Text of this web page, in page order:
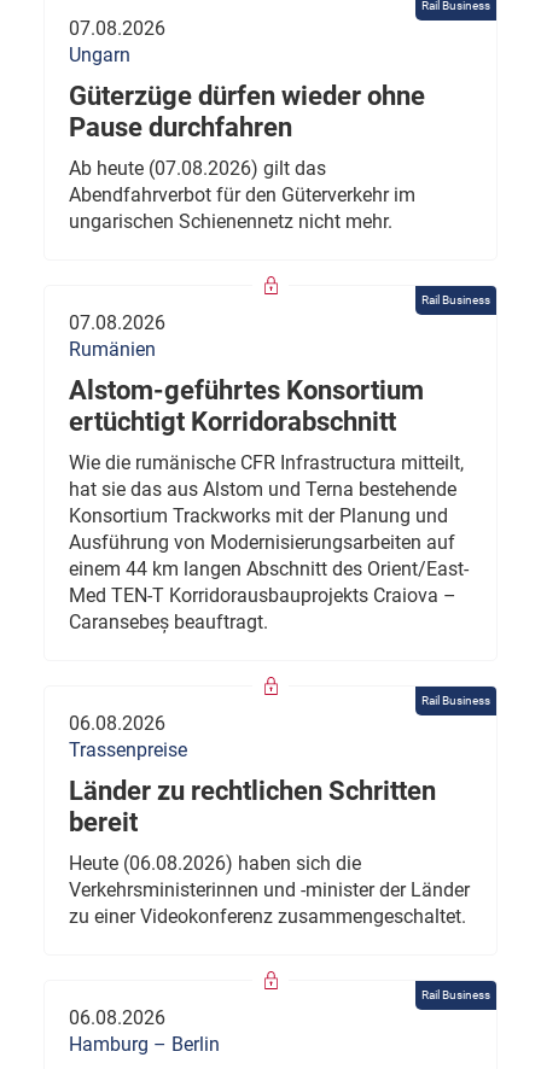
Rail Business
07.08.2026
Ungarn
Güterzüge dürfen wieder ohne
Pause durchfahren
Ab heute (07.08.2026) gilt das
Abendfahrverbot für den Güterverkehr im
ungarischen Schienennetz nicht mehr.
Rail Business
07.08.2026
Rumänien
Alstom-geführtes Konsortium
ertüchtigt Korridorabschnitt
Wie die rumänische CFR Infrastructura mitteilt,
hat sie das aus Alstom und Terna bestehende
Konsortium Trackworks mit der Planung und
Ausführung von Modernisierungsarbeiten auf
einem 44 km langen Abschnitt des Orient/East-
Med TEN-T Korridorausbauprojekts Craiova –
Caransebeș beauftragt.
Rail Business
06.08.2026
Trassenpreise
Länder zu rechtlichen Schritten
bereit
Heute (06.08.2026) haben sich die
Verkehrsministerinnen und -minister der Länder
zu einer Videokonferenz zusammengeschaltet.
Rail Business
06.08.2026
Hamburg – Berlin